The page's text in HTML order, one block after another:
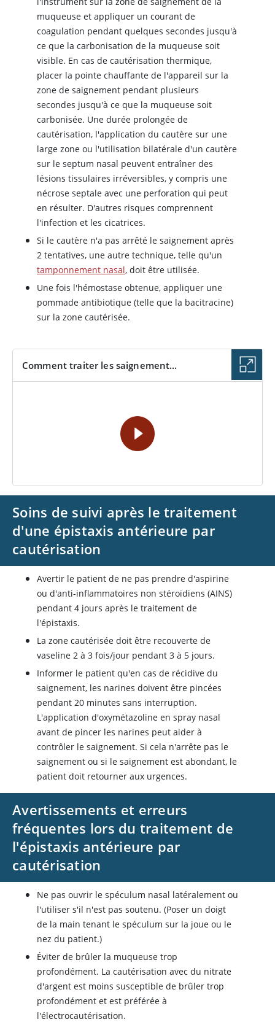
muqueuse et appliquer un courant de
coagulation pendant quelques secondes jusqu'à
ce que la carbonisation de la muqueuse soit
visible. En cas de cautérisation thermique,
placer la pointe chauffante de l'appareil sur la
zone de saignement pendant plusieurs
secondes jusqu'à ce que la muqueuse soit
carbonisée. Une durée prolongée de
cautérisation, l'application du cautère sur une
large zone ou l'utilisation bilatérale d'un cautère
sur le septum nasal peuvent entraîner des
lésions tissulaires irréversibles, y compris une
nécrose septale avec une perforation qui peut
en résulter. D'autres risques comprennent
l'infection et les cicatrices.
Si le cautère n'a pas arrêté le saignement après
2 tentatives, une autre technique, telle qu'un
tamponnement nasal, doit être utilisée.
Une fois l'hémostase obtenue, appliquer une
pommade antibiotique (telle que la bacitracine)
sur la zone cautérisée.
Comment traiter les saignement...
Soins de suivi après le traitement
d'une épistaxis antérieure par
cautérisation
Avertir le patient de ne pas prendre d'aspirine
ou d'anti-inflammatoires non stéroïdiens (AINS)
pendant 4 jours après le traitement de
l'épistaxis.
La zone cautérisée doit être recouverte de
vaseline 2 à 3 fois/jour pendant 3 à 5 jours.
Informer le patient qu'en cas de récidive du
saignement, les narines doivent être pincées
pendant 20 minutes sans interruption.
L'application d'oxymétazoline en spray nasal
avant de pincer les narines peut aider à
contrôler le saignement. Si cela n'arrête pas le
saignement ou si le saignement est abondant, le
patient doit retourner aux urgences.
Avertissements et erreurs
fréquentes lors du traitement de
l'épistaxis antérieure par
cautérisation
Ne pas ouvrir le spéculum nasal latéralement ou
l'utiliser s'il n'est pas soutenu. (Poser un doigt
de la main tenant le spéculum sur la joue ou le
nez du patient.)
Éviter de brûler la muqueuse trop
profondément. La cautérisation avec du nitrate
d'argent est moins susceptible de brûler trop
profondément et est préférée à
l'électrocautérisation.